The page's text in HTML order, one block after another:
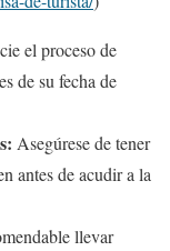
el proceso de
de su fecha de
Asegúrese de tener
antes de acudir a la
llevar